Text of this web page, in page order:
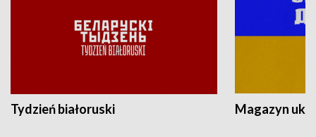
Tydzień białoruski Magazyn